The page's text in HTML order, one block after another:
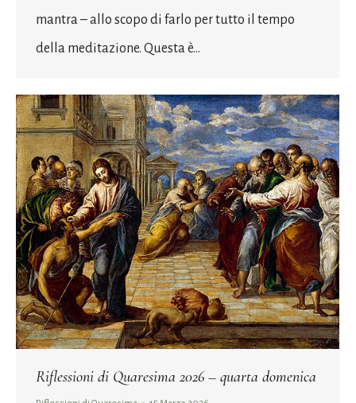
mantra – allo scopo di farlo per tutto il tempo
della meditazione. Questa è…
Riflessioni di Quaresima 2026 – quarta domenica